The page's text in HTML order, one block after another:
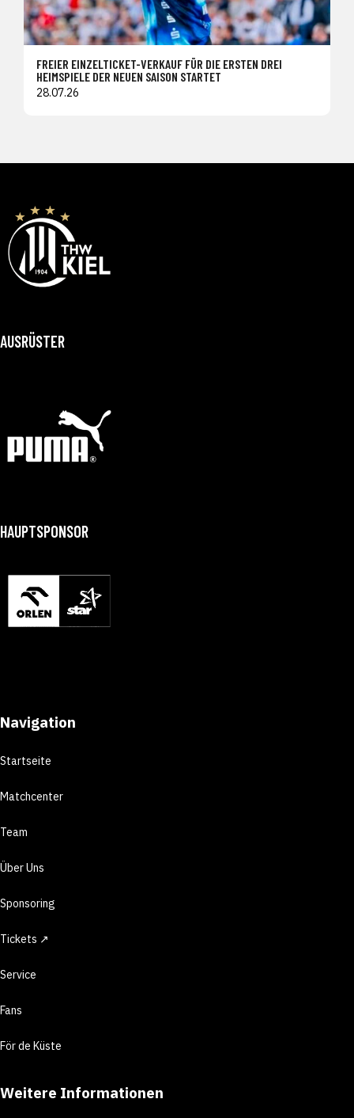
FREIER EINZELTICKET-VERKAUF FÜR DIE ERSTEN DREI
HEIMSPIELE DER NEUEN SAISON STARTET
28.07.26
AUSRÜSTER
HAUPTSPONSOR
Navigation
Startseite
Matchcenter
Team
Über Uns
Sponsoring
Tickets ↗
Service
Fans
För de Küste
Weitere Informationen